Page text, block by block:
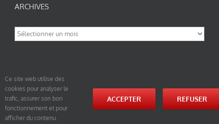
ARCHIVES
Archives
© tao-yin.co © TAO-YIN.fr Georges Charles, Hormis les pages https://tao-yin.fr/georges-charles/
et https://tao-yin.fr/san-yiquan-le-poing-des-trois-harmonies/ sous licence Creative Commons
Paternité-Partage des Conditions Initiales à l’Identique 3.0 Unported (photos de ces pages non
Ce site web utilise des
cookies pour analyser le
trafic, assurer son bon
fonctionnement et pour
afficher du contenu.
ACCEPTER REFUSER